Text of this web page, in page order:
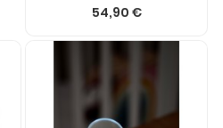
54,90 €